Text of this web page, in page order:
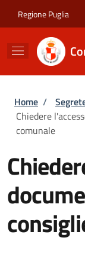
Regione Puglia
Briciole
Home /
Chiedere
comunale